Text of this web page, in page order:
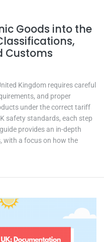
Goods into the
Customs
Kingdom requires careful
and proper
under the correct tariff
safety standards, each step
provides an in-depth
with a focus on how the